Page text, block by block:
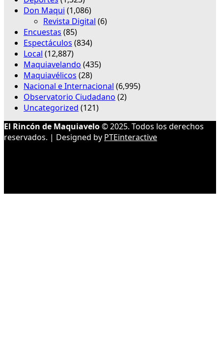
Don Maqui (1,086)
Revista Digital (6)
Encuestas (85)
Espectáculos (834)
Local (12,887)
Maquiavelando (435)
Maquiavélicos (28)
Nacional e Internacional (6,995)
Observatorio Ciudadano (2)
Uncategorized (121)
El Rincón de Maquiavelo© 2025. Todos los derechos
reservados. | Designed by PTEinteractive